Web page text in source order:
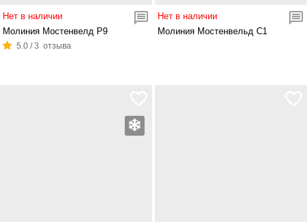
Нет в наличии
Молиния Мостенвелд Р9
5.0 / 3 отзыва
Нет в наличии
Молиния Мостенвельд С1